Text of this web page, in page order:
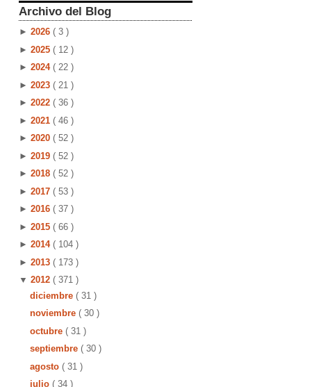
Archivo del Blog
► 2026 ( 3 )
► 2025 ( 12 )
► 2024 ( 22 )
► 2023 ( 21 )
► 2022 ( 36 )
► 2021 ( 46 )
► 2020 ( 52 )
► 2019 ( 52 )
► 2018 ( 52 )
► 2017 ( 53 )
► 2016 ( 37 )
► 2015 ( 66 )
► 2014 ( 104 )
► 2013 ( 173 )
▼ 2012 ( 371 )
diciembre ( 31 )
noviembre ( 30 )
octubre ( 31 )
septiembre ( 30 )
agosto ( 31 )
julio ( 34 )